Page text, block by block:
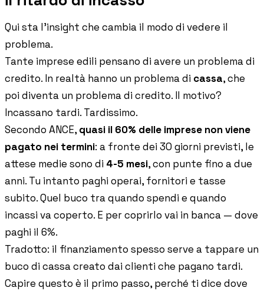
Qui sta l'insight che cambia il modo di vedere il
problema.
Tante imprese edili pensano di avere un problema di
credito. In realtà hanno un problema di cassa, che
poi diventa un problema di credito. Il motivo?
Incassano tardi. Tardissimo.
Secondo ANCE, quasi il 60% delle imprese non viene
pagato nei termini: a fronte dei 30 giorni previsti, le
attese medie sono di 4-5 mesi, con punte fino a due
anni. Tu intanto paghi operai, fornitori e tasse
subito. Quel buco tra quando spendi e quando
incassi va coperto. E per coprirlo vai in banca — dove
paghi il 6%.
Tradotto: il finanziamento spesso serve a tappare un
buco di cassa creato dai clienti che pagano tardi.
Capire questo è il primo passo, perché ti dice dove